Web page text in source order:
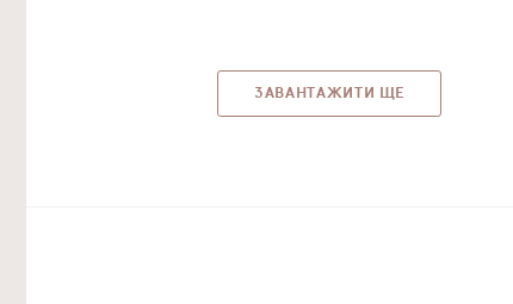
ЗАВАНТАЖИТИ ЩЕ